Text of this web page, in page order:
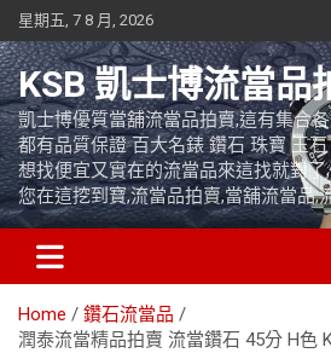
Skip
to
content
星期五, 7 8 月, 2026
KSB 凱士博流當品
凱士博優質當舖流當品拍賣,這有集合
都有品質保證 百大名錶 鑽石 珠寶 玉
想找便宜又實在的流當品來這找就對
您在這挖到寶,流當品拍賣,當舖流當品,
Home
鑽石流當品
潤泰流當精品拍賣 流當鑽石 45分 H色